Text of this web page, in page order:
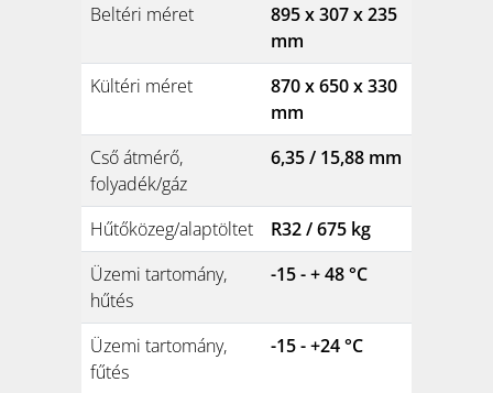
Beltéri méret
895 x 307 x 235
mm
Kültéri méret
870 x 650 x 330
mm
Cső átmérő,
folyadék/gáz
6,35 / 15,88 mm
Hűtőközeg/alaptöltet
R32 / 675 kg
Üzemi tartomány,
hűtés
-15 - + 48 °C
Üzemi tartomány,
fűtés
-15 - +24 °C